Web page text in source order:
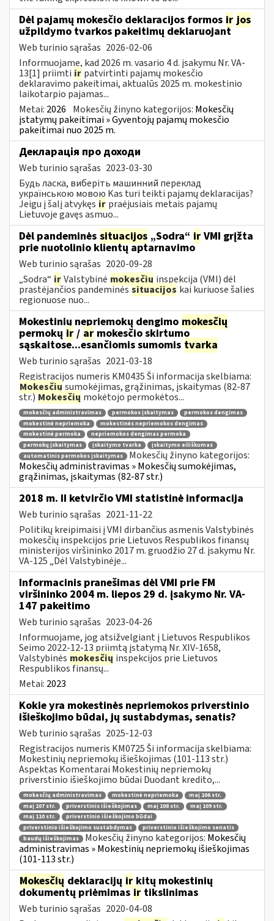
Dėl pajamų mokesčio deklaracijos formos ir jos
užpildymo tvarkos pakeitimų deklaruojant
Web turinio sąrašas 2026-02-06
Informuojame, kad 2026 m. vasario 4 d. įsakymu Nr. VA-
13[1] priimti ir patvirtinti pajamų mokesčio
deklaravimo pakeitimai, aktualūs 2025 m. mokestinio
laikotarpio pajamas...
Metai: 2026 Mokesčių žinyno kategorijos: Mokesčių
įstatymų pakeitimai » Gyventojų pajamų mokesčio
pakeitimai nuo 2025 m.
Декларація про доходи
Web turinio sąrašas 2023-03-30
Будь ласка, виберіть машинний переклад
українською мовою Kas turi teikti pajamų deklaracijas?
Jeigu į šalį atvykęs ir praėjusiais metais pajamų
Lietuvoje gavęs asmuo...
Dėl pandeminės situacijos „Sodra“ ir VMI grįžta
prie nuotolinio klientų aptarnavimo
Web turinio sąrašas 2020-09-28
„Sodra“ irValstybinė mokesčių inspekcija (VMI) dėl
prastėjančios pandeminėssituacijos kai kuriuose šalies
regionuose nuo...
Mokestinių nepriemokų dengimo mokesčių
permokų ir / ar mokesčio skirtumo
sąskaitose...esančiomis sumomis tvarka
Web turinio sąrašas 2021-03-18
Registracijos numeris KM0435 Ši informacija skelbiama:
Mokesčių sumokėjimas, grąžinimas, įskaitymas (82-87
str.)Mokesčių mokėtojo permokėtos...
mokesčių administravimas permokos įskaitymas
permokos dengimas
mokestinė nepriemoka
mokestinės nepriemokos dengimas
mokestinė permoka
nepriemokos dengimas permoka
permokų įskaitymas
įskaitymo tvarka
įskaitymo eiliškumas
automatinis permokos įskaitymas
Mokesčių žinyno kategorijos:
Mokesčių administravimas » Mokesčių sumokėjimas,
grąžinimas, įskaitymas (82-87 str.)
2018 m. II ketvirčio VMI statistinė informacija
Web turinio sąrašas 2021-11-22
Politikų kreipimaisi į VMI dirbančius asmenis Valstybinės
mokesčių inspekcijos prie Lietuvos Respublikos finansų
ministerijos viršininko 2017 m. gruodžio 27 d. įsakymu Nr.
VA-125 „Dėl Valstybinėje...
Informacinis pranešimas dėl VMI prie FM
viršininko 2004 m. liepos 29 d. įsakymo Nr. VA-
147 pakeitimo
Web turinio sąrašas 2023-04-26
Informuojame, jog atsižvelgiant į Lietuvos Respublikos
Seimo 2022-12-13 priimtą įstatymą Nr. XIV-1658,
Valstybinės mokesčių inspekcijos prie Lietuvos
Respublikos finansų...
Metai: 2023
Kokie yra mokestinės nepriemokos priverstinio
išieškojimo būdai, jų sustabdymas, senatis?
Web turinio sąrašas 2025-12-03
Registracijos numeris KM0725 Ši informacija skelbiama:
Mokestinių nepriemokų išieškojimas (101-113 str.)
Aspektas Komentarai Mokestinių nepriemokų
priverstinio išieškojimo būdai Duodant kredito,...
mokesčių administravimas mokestinė nepriemoka
maį 106 str.
maį 107 str.
priverstinis išieškojimas maį 108 str.
maį 109 str.
maį 110 str.
priverstinio išieškojimo būdai
priverstinio išieškojimo sustabdymas
priverstinio išieškojimo senatis
baudų išieškojimas
Mokesčių žinyno kategorijos: Mokesčių
administravimas » Mokestinių nepriemokų išieškojimas
(101-113 str.)
Mokesčių deklaracijų ir kitų mokestinių
dokumentų priėmimasir tikslinimas
Web turinio sąrašas 2020-04-08